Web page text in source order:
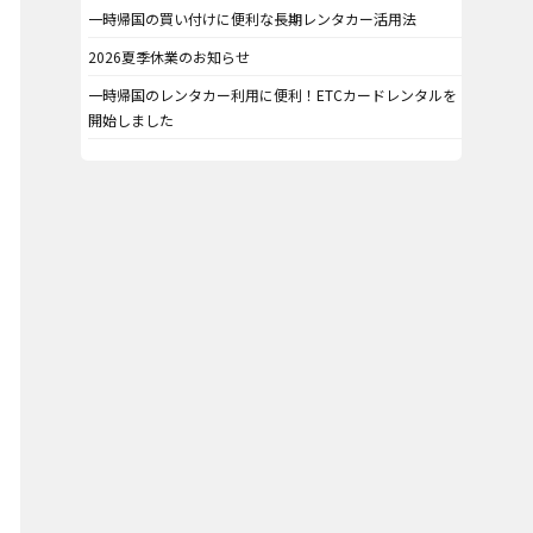
一時帰国の買い付けに便利な長期レンタカー活用法
2026夏季休業のお知らせ
一時帰国のレンタカー利用に便利！ETCカードレンタルを
開始しました